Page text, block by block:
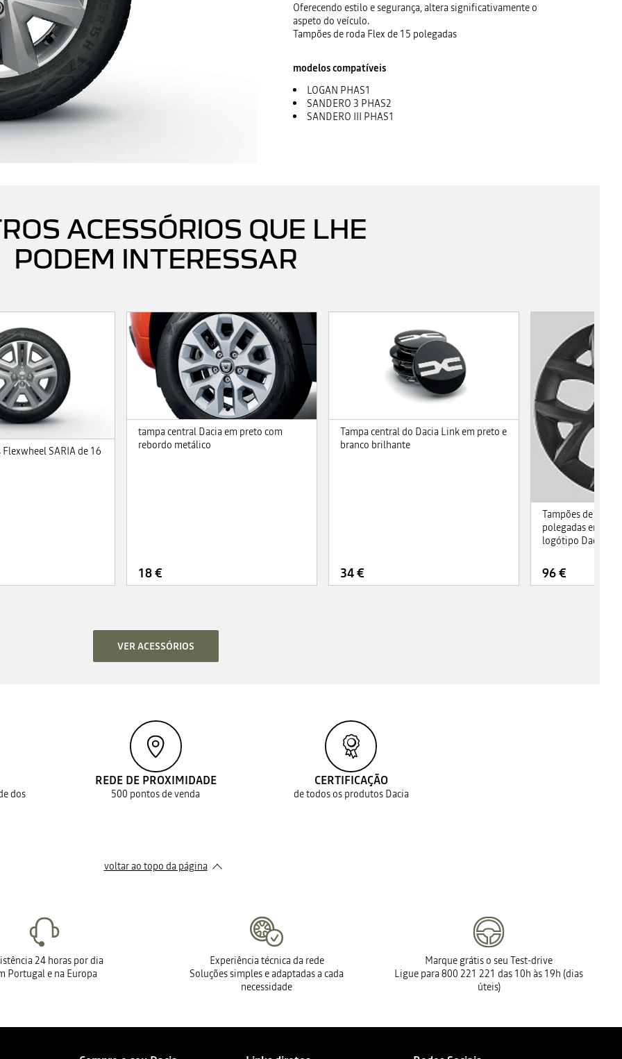
Oferecendo estilo e segurança, altera significativamente o
aspeto do veículo.
Tampões de roda Flex de 15 polegadas
modelos compatíveis
LOGAN PHAS1
SANDERO 3 PHAS2
SANDERO III PHAS1
ACESSÓRIOS QUE LHE
PODEM INTERESSAR
SARIA de 16
tampa central Dacia em preto com
rebordo metálico
18 €
Tampa central do Dacia Link em preto e
branco brilhante
34 €
Tampões de roda
polegadas em
logótipo Dacia
96 €
VER ACESSÓRIOS
dos
REDE DE PROXIMIDADE
500 pontos de venda
CERTIFICAÇÃO
de todos os produtos Dacia
voltar ao topo da página
24 horas por dia
Portugal e na Europa
Experiência técnica da rede
Soluções simples e adaptadas a cada
necessidade
Marque grátis o seu Test-drive
Ligue para 800 221 221 das 10h às 19h (dias
úteis)